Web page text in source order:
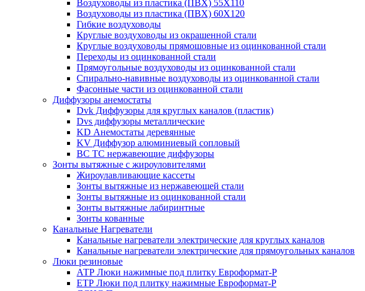
Воздуховоды из пластика (ПВХ) 55Х110
Воздуховоды из пластика (ПВХ) 60Х120
Гибкие воздуховоды
Круглые воздуховоды из окрашенной стали
Круглые воздуховоды прямошовные из оцинкованной стали
Переходы из оцинкованной стали
Прямоугольные воздуховоды из оцинкованной стали
Спирально-навивные воздуховоды из оцинкованной стали
Фасонные части из оцинкованной стали
Диффузоры анемостаты
Dvk Диффузоры для круглых каналов (пластик)
Dvs диффузоры металлические
KD Анемостаты деревянные
KV Диффузор алюминиевый сопловый
ВС ТС нержавеющие диффузоры
Зонты вытяжные с жироуловителями
Жироулавливающие кассеты
Зонты вытяжные из нержавеющей стали
Зонты вытяжные из оцинкованной стали
Зонты вытяжные лабиринтные
Зонты кованные
Канальные Нагреватели
Канальные нагреватели электрические для круглых каналов
Канальные нагреватели электрические для прямоугольных каналов
Люки резиновые
АТР Люки нажимные под плитку Евроформат-Р
ЕТР Люки под плитку нажимные Евроформат-Р